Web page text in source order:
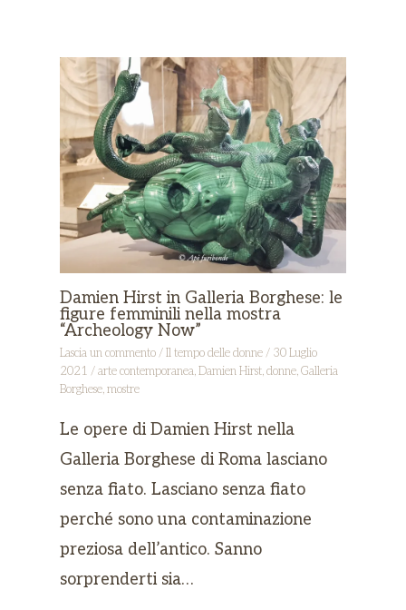
Damien Hirst in Galleria Borghese: le
figure femminili nella mostra
“Archeology Now”
Lascia un commento /Il tempo delle donne/ 30 Luglio
2021 /arte contemporanea,Damien Hirst,donne,Galleria
Borghese,mostre
Le opere di Damien Hirst nella
Galleria Borghese di Roma lasciano
senza fiato. Lasciano senza fiato
perché sono una contaminazione
preziosa dell’antico. Sanno
sorprenderti sia…